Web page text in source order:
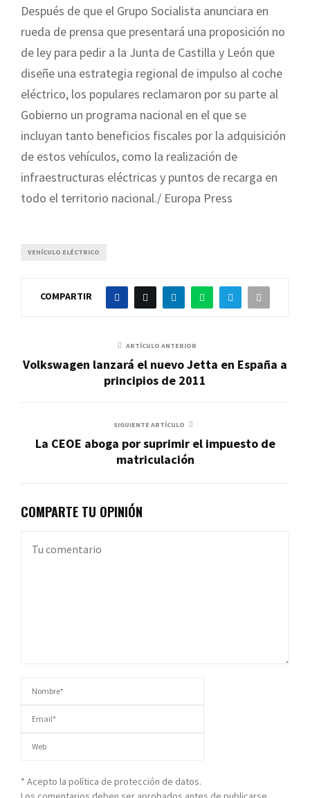
Después de que el Grupo Socialista anunciara en
rueda de prensa que presentará una proposición no
de ley para pedir a la Junta de Castilla y León que
diseñe una estrategia regional de impulso al coche
eléctrico, los populares reclamaron por su parte al
Gobierno un programa nacional en el que se
incluyan tanto beneficios fiscales por la adquisición
de estos vehículos, como la realización de
infraestructuras eléctricas y puntos de recarga en
todo el territorio nacional./ Europa Press
VEHÍCULO ELÉCTRICO
COMPARTIR
ARTÍCULO ANTERIOR
Volkswagen lanzará el nuevo Jetta en España a
principios de 2011
SIGUIENTE ARTÍCULO
La CEOE aboga por suprimir el impuesto de
matriculación
COMPARTE TU OPINIÓN
* Acepto la política de protección de datos.